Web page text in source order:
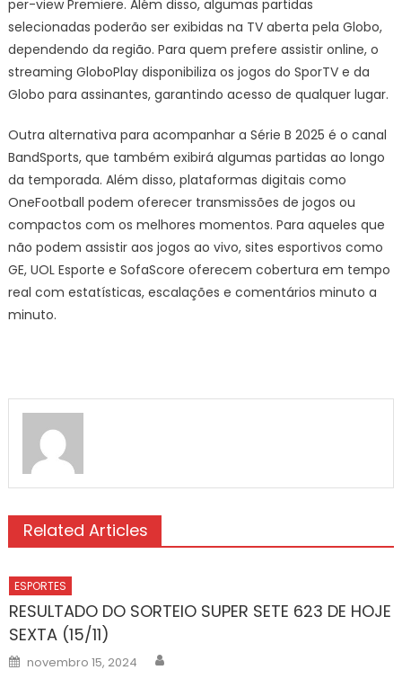
per-view Premiere. Além disso, algumas partidas
selecionadas poderão ser exibidas na TV aberta pela Globo,
dependendo da região. Para quem prefere assistir online, o
streaming GloboPlay disponibiliza os jogos do SporTV e da
Globo para assinantes, garantindo acesso de qualquer lugar.
Outra alternativa para acompanhar a Série B 2025 é o canal
BandSports, que também exibirá algumas partidas ao longo
da temporada. Além disso, plataformas digitais como
OneFootball podem oferecer transmissões de jogos ou
compactos com os melhores momentos. Para aqueles que
não podem assistir aos jogos ao vivo, sites esportivos como
GE, UOL Esporte e SofaScore oferecem cobertura em tempo
real com estatísticas, escalações e comentários minuto a
minuto.
Related Articles
ESPORTES
RESULTADO DO SORTEIO SUPER SETE 623 DE HOJE
SEXTA (15/11)
Posted
on
novembro 15, 2024